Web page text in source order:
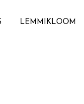
LEMMIKLOOM